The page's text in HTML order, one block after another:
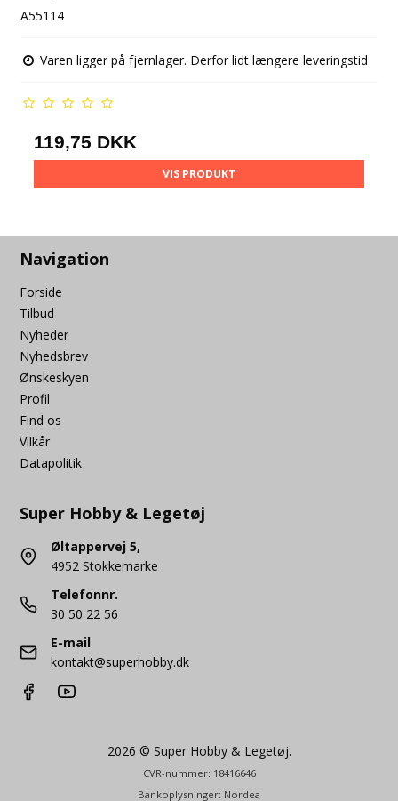
A55114
Varen ligger på fjernlager. Derfor lidt længere leveringstid
119,75 DKK
VIS PRODUKT
Navigation
Forside
Tilbud
Nyheder
Nyhedsbrev
Ønskeskyen
Profil
Find os
Vilkår
Datapolitik
Super Hobby & Legetøj
Øltappervej 5,
4952 Stokkemarke
Telefonnr.
30 50 22 56
E-mail
kontakt@superhobby.dk
2026 © Super Hobby & Legetøj.
CVR-nummer: 18416646
Bankoplysninger: Nordea